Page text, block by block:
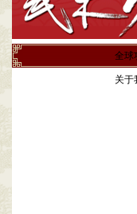
全球
关于